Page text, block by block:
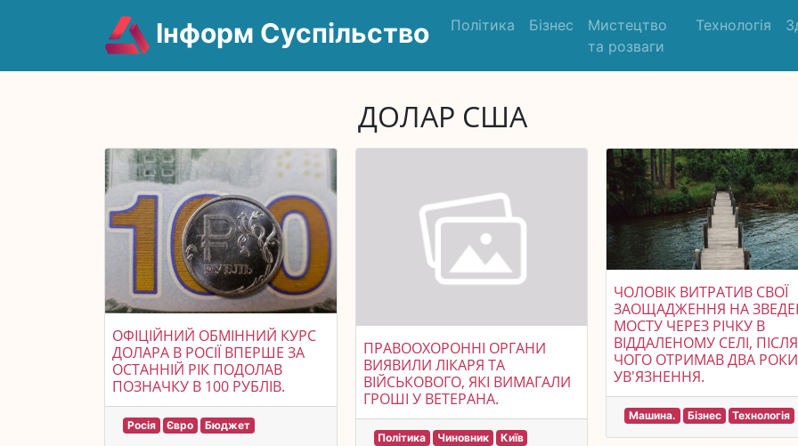
Інформ Суспільство Політика Бізнес
Мистецтво
та розваги
Технологія
ДОЛАР США
ОФІЦІЙНИЙ ОБМІННИЙ КУРС
ДОЛАРА В РОСІЇ ВПЕРШЕ ЗА
ОСТАННІЙ РІК ПОДОЛАВ
ПОЗНАЧКУ В 100 РУБЛІВ.
Росія Євро Бюджет
ПРАВООХОРОННІ ОРГАНИ
ВИЯВИЛИ ЛІКАРЯ ТА
ВІЙСЬКОВОГО, ЯКІ ВИМАГАЛИ
ГРОШІ У ВЕТЕРАНА.
Політика Чиновник Київ
ЧОЛОВІК ВИТРАТИВ СВОЇ
ЗАОЩАДЖЕННЯ НА
МОСТУ ЧЕРЕЗ РІЧКУ В
ВІДДАЛЕНОМУ СЕЛІ, ПІСЛЯ
ЧОГО ОТРИМАВ ДВА РОКИ
УВ'ЯЗНЕННЯ.
Машина. Бізнес Технологія